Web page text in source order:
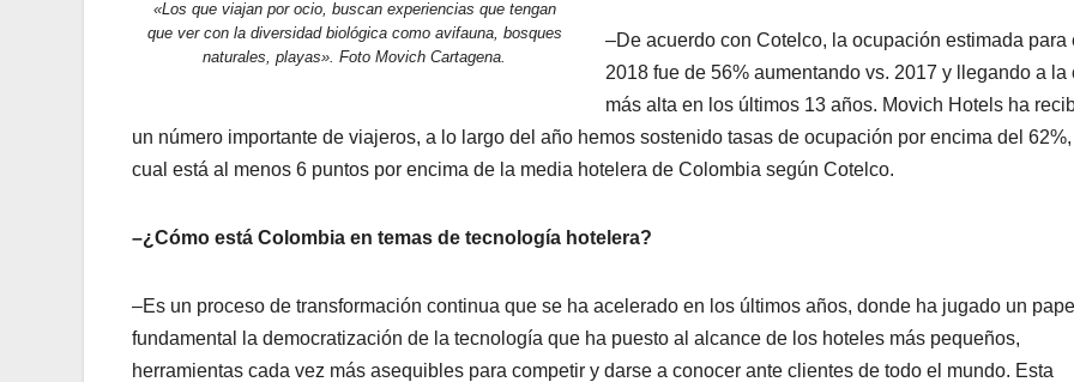
«Los que viajan por ocio, buscan experiencias que tengan
que ver con la diversidad biológica como avifauna, bosques
naturales, playas». Foto Movich Cartagena.
–De acuerdo con Cotelco, la ocupación estimada para
2018 fue de 56% aumentando vs. 2017 y llegando a la
más alta en los últimos 13 años. Movich Hotels ha
un número importante de viajeros, a lo largo del año hemos sostenido tasas de ocupación por encima del
cual está al menos 6 puntos por encima de la media hotelera de Colombia según Cotelco.
–¿Cómo está Colombia en temas de tecnología hotelera?
–Es un proceso de transformación continua que se ha acelerado en los últimos años, donde ha jugado un papel
fundamental la democratización de la tecnología que ha puesto al alcance de los hoteles más pequeños,
herramientas cada vez más asequibles para competir y darse a conocer ante clientes de todo el mundo. Esta